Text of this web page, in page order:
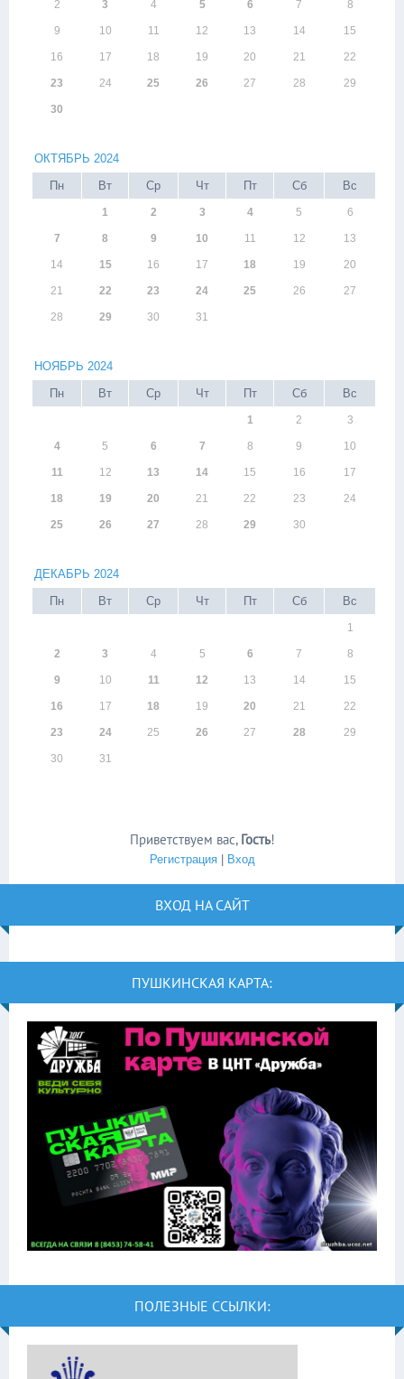
2 3 4 5 6 7 8
9 10 11 12 13 14 15
16 17 18 19 20 21 22
23 24 25 26 27 28 29
30
ОКТЯБРЬ 2024
Пн
Вт Ср Чт Пт Сб Вс
1 2 3 4 5 6
7 8 9 10 11 12 13
14 15 16 17 18 19 20
21 22 23 24 25 26 27
28 29 30 31
НОЯБРЬ 2024
Пн
Вт Ср Чт Пт Сб Вс
1 2 3
4 5 6 7 8 9 10
11 12 13 14 15 16 17
18 19 20 21 22 23 24
25 26 27 28 29 30
ДЕКАБРЬ 2024
Пн
Вт Ср Чт Пт Сб Вс
1
2 3 4 5 6 7 8
9 10 11 12 13 14 15
16 17 18 19 20 21 22
23 24 25 26 27 28 29
30 31
Приветствуем вас, Гость!
Регистрация| Вход
ВХОД НА САЙТ
ПУШКИНСКАЯ КАРТА:
ПОЛЕЗНЫЕ ССЫЛКИ: